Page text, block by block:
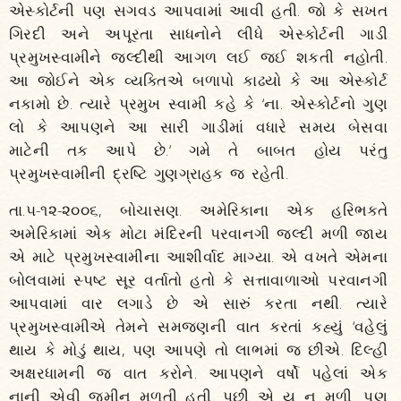
એસ્કોર્ટની પણ સગવડ આપવામાં આવી હતી. જો કે સખત
ગિરદી અને અપૂરતા સાધનોને લીધે એસ્કોર્ટની ગાડી
પ્રમુખસ્વામીને જલ્દીથી આગળ લઈ જઈ શકતી નહોતી.
આ જોઈને એક વ્યક્તિએ બળાપો કાઢયો કે આ એસ્કોર્ટ
નકામો છે. ત્યારે પ્રમુખ સ્વામી કહે કે ‘ના. એસ્કોર્ટનો ગુણ
લો કે આપણને આ સારી ગાડીમાં વધારે સમય બેસવા
માટેની તક આપે છે.‘ ગમે તે બાબત હોય પરંતુ
પ્રમુખસ્વામીની દ્રષ્ટિ ગુણગ્રાહક જ રહેતી.
તા.૫-૧૨-૨૦૦૬, બોચાસણ. અમેરિકાના એક હરિભક્તે
અમેરિકામાં એક મોટા મંદિરની પરવાનગી જલ્દી મળી જાય
એ માટે પ્રમુખસ્વામીના આશીર્વાદ માગ્યા. એ વખતે એમના
બોલવામાં સ્પષ્ટ સૂર વર્તાતો હતો કે સત્તાવાળાઓ પરવાનગી
આપવામાં વાર લગાડે છે એ સારું કરતા નથી. ત્યારે
પ્રમુખસ્વામીએ તેમને સમજણની વાત કરતાં કહ્યું ‘વહેલું
થાય કે મોડું થાય, પણ આપણે તો લાભમાં જ છીએ. દિલ્હી
અક્ષરધામની જ વાત કરોને. આપણને વર્ષો પહેલાં એક
નાની એવી જમીન મળતી હતી. પછી એ ય ન મળી. પણ